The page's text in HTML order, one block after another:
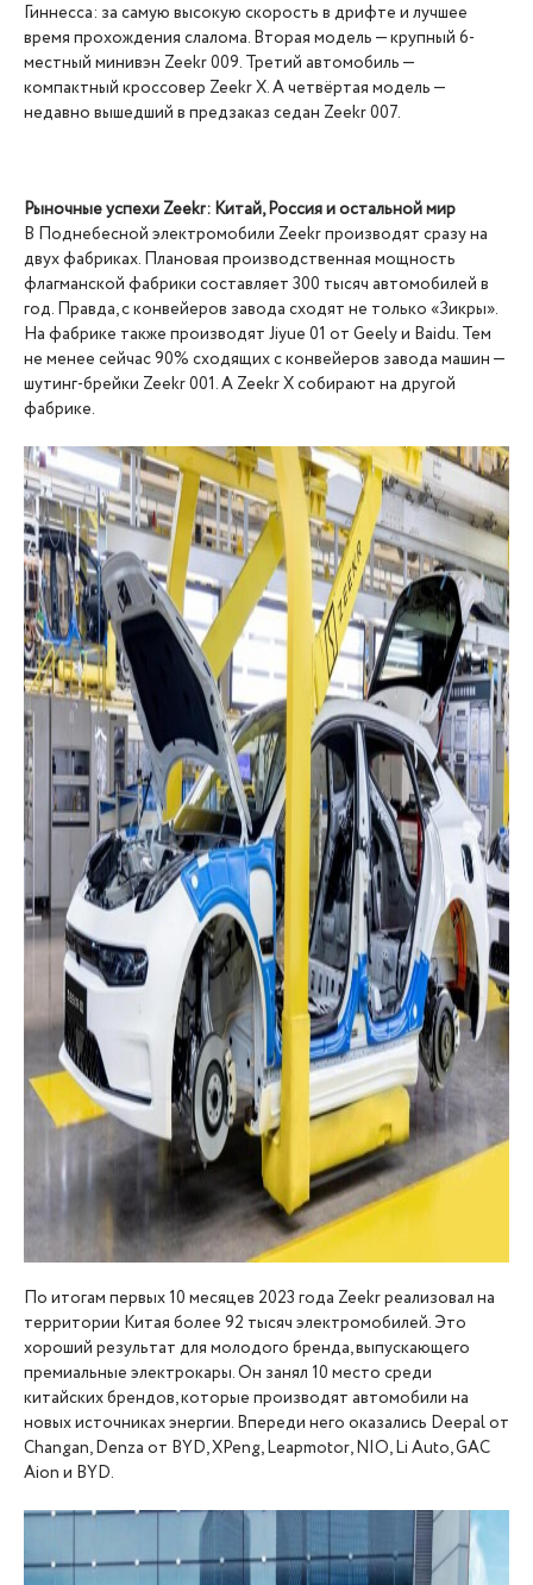
Гиннесса: за самую высокую скорость в дрифте и лучшее
время прохождения слалома. Вторая модель — крупный 6-
местный минивэн Zeekr 009. Третий автомобиль —
компактный кроссовер Zeekr X. А четвёртая модель —
недавно вышедший в предзаказ седан Zeekr 007.
Рыночные успехи Zeekr: Китай, Россия и остальной мир
В Поднебесной электромобили Zeekr производят сразу на
двух фабриках. Плановая производственная мощность
флагманской фабрики составляет 300 тысяч автомобилей в
год. Правда, с конвейеров завода сходят не только «Зикры».
На фабрике также производят Jiyue 01 от Geely и Baidu. Тем
не менее сейчас 90% сходящих с конвейеров завода машин —
шутинг-брейки Zeekr 001. А Zeekr X собирают на другой
фабрике.
По итогам первых 10 месяцев 2023 года Zeekr реализовал на
территории Китая более 92 тысяч электромобилей. Это
хороший результат для молодого бренда, выпускающего
премиальные электрокары. Он занял 10 место среди
китайских брендов, которые производят автомобили на
новых источниках энергии. Впереди него оказались Deepal от
Changan, Denza от BYD, XPeng, Leapmotor, NIO, Li Auto, GAC
Aion и BYD.